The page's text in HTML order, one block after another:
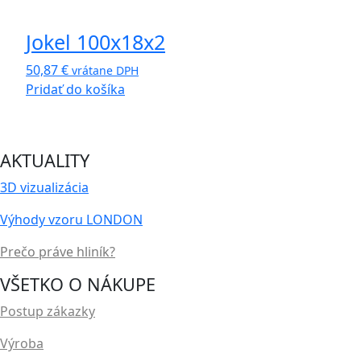
Jokel 100x18x2
50,87€ vrátane DPH
Pridať do košíka
AKTUALITY
3D vizualizácia
Výhody vzoru LONDON
Prečo práve hliník?
VŠETKO O NÁKUPE
Postup zákazky
Výroba